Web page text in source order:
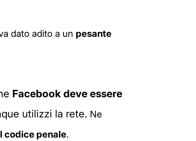
dato adito a un pesante
Facebook deve essere
utilizzi la rete. Ne
codice penale.